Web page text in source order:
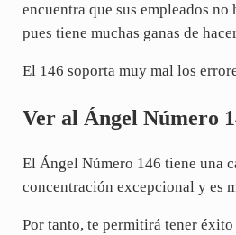
encuentra que sus empleados
pues tiene muchas ganas de
El 146 soporta muy mal los
Ver al Ángel Número
El Ángel Número 146 tiene una
concentración excepcional y es
Por tanto, te permitirá tener éxito